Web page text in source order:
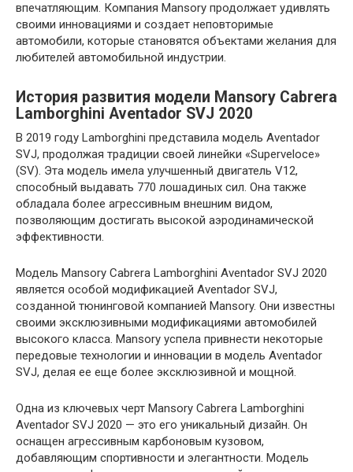
впечатляющим. Компания Mansory продолжает удивлять
своими инновациями и создает неповторимые
автомобили, которые становятся объектами желания для
любителей автомобильной индустрии.
История развития модели Mansory Cabrera
Lamborghini Aventador SVJ 2020
В 2019 году Lamborghini представила модель Aventador
SVJ, продолжая традиции своей линейки «Superveloce»
(SV). Эта модель имела улучшенный двигатель V12,
способный выдавать 770 лошадиных сил. Она также
обладала более агрессивным внешним видом,
позволяющим достигать высокой аэродинамической
эффективности.
Модель Mansory Cabrera Lamborghini Aventador SVJ 2020
является особой модификацией Aventador SVJ,
созданной тюнинговой компанией Mansory. Они известны
своими эксклюзивными модификациями автомобилей
высокого класса. Mansory успела привнести некоторые
передовые технологии и инновации в модель Aventador
SVJ, делая ее еще более эксклюзивной и мощной.
Одна из ключевых черт Mansory Cabrera Lamborghini
Aventador SVJ 2020 — это его уникальный дизайн. Он
оснащен агрессивным карбоновым кузовом,
добавляющим спортивности и элегантности. Модель